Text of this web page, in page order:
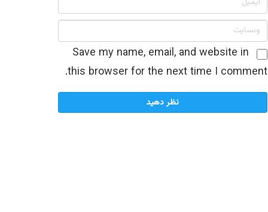
Save my name, email, and website in
this browser for the next time I comment.